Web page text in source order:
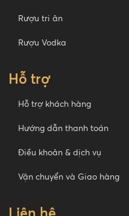
Rượu tri ân
Rượu Vodka
Hỗ trợ
Hỗ trợ khách hàng
Hướng dẫn thanh toán
Điều khoản & dịch vụ
Vận chuyển và Giao hàng